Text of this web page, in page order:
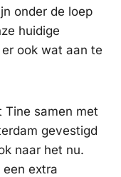
onder de loep
huidige
ook wat aan te
Tine samen met
gevestigd
naar het nu.
extra